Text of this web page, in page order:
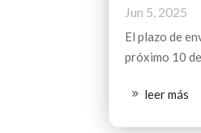
Jun 5, 2025
El plazo de
próximo 10
leer más